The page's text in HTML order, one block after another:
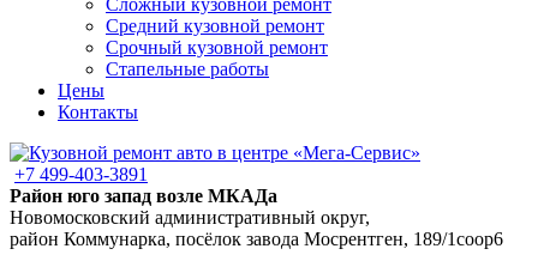
Сложный кузовной ремонт
Средний кузовной ремонт
Срочный кузовной ремонт
Стапельные работы
Цены
Контакты
+7 499-403-3891
Район юго запад возле МКАДа
Новомосковский административный округ,
район Коммунарка, посёлок завода Мосрентген, 189/1соор6